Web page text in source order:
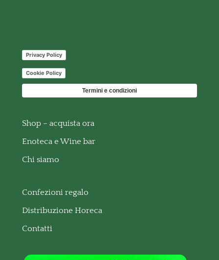
Privacy Policy
Cookie Policy
Termini e condizioni
Shop – acquista ora
Enoteca e Wine bar
Chi siamo
Confezioni regalo
Distribuzione Horeca
Contatti